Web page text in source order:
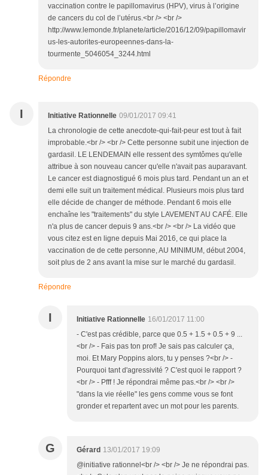
vaccination contre le papillomavirus (HPV), virus à l’origine
de cancers du col de l’utérus.<br /> <br />
http://www.lemonde.fr/planete/article/2016/12/09/papillomavir
us-les-autorites-europeennes-dans-la-
tourmente_5046054_3244.html
Répondre
I Initiative Rationnelle 09/01/2017 09:41
La chronologie de cette anecdote-qui-fait-peur est tout à fait
improbable.<br /> <br /> Cette personne subit une injection de
gardasil. LE LENDEMAIN elle ressent des symtômes qu'elle
attribue à son nouveau cancer qu'elle n'avait pas auparavant.
Le cancer est diagnostigué 6 mois plus tard. Pendant un an et
demi elle suit un traitement médical. Plusieurs mois plus tard
elle décide de changer de méthode. Pendant 6 mois elle
enchaîne les "traitements" du style LAVEMENT AU CAFÉ. Elle
n'a plus de cancer depuis 9 ans.<br /> <br /> La vidéo que
vous citez est en ligne depuis Mai 2016, ce qui place la
vaccination de de cette personne, AU MINIMUM, début 2004,
soit plus de 2 ans avant la mise sur le marché du gardasil.
Répondre
I Initiative Rationnelle 16/01/2017 11:00
- C'est pas crédible, parce que 0.5 + 1.5 + 0.5 + 9 ...
<br /> - Fais pas ton prof! Je sais pas calculer ça,
moi. Et Mary Poppins alors, tu y penses ?<br /> -
Pourquoi tant d'agressivité ? C'est quoi le rapport ?
<br /> - Pfff ! Je répondrai même pas.<br /> <br />
"dans la vie réelle" les gens comme vous se font
gronder et repartent avec un mot pour les parents.
G Gérard 13/01/2017 19:09
@initiative rationnel<br /> <br /> Je ne répondrai pas.